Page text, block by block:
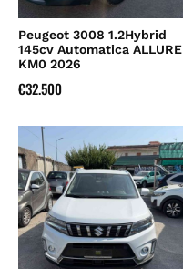
Peugeot 3008 1.2Hybrid
145cv Automatica ALLURE
KM0 2026
€32.500